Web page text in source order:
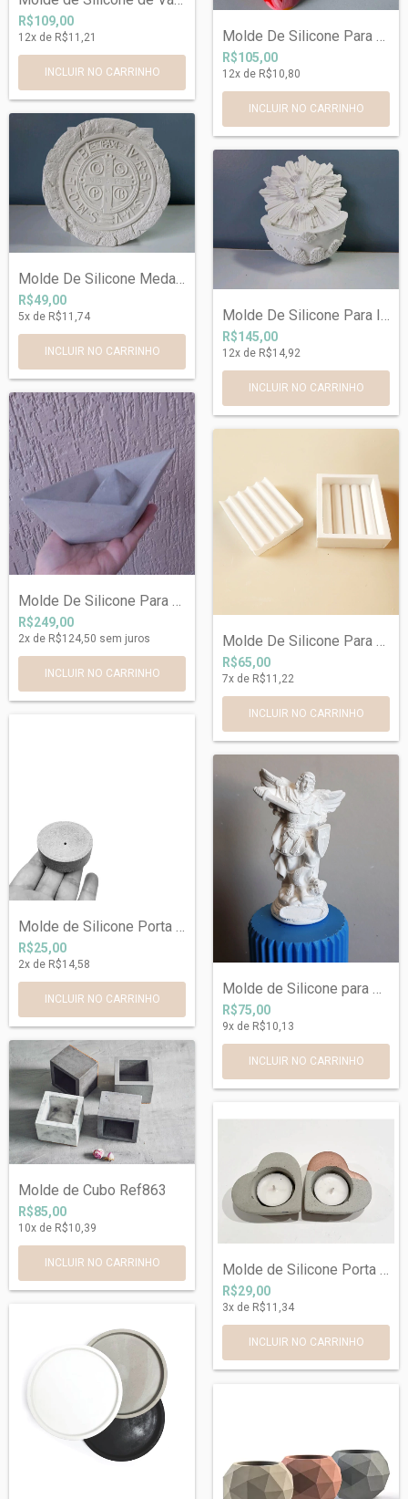
R$109,00
12x de R$11,21
INCLUIR NO CARRINHO
R$105,00
12x de R$10,80
Molde De Silicone Medalha De São Bento 1...
R$49,00
5x de R$11,74 Molde De Silicone Para Imagem do Espirit...
R$145,00
12x de R$14,92
Molde De Silicone Para Vaso Barco de Pap...
R$249,00
2x de R$124,50 sem juros Molde De Silicone Para Saboneteira Ref 0...
R$65,00
7x de R$11,22
Molde de Silicone Porta Incenso Ref 630
R$25,00
2x de R$14,58
Molde de Silicone para São Miguel Arcanj...
R$75,00
9x de R$10,13
Molde de Cubo Ref863
R$85,00
10x de R$10,39
Molde de Silicone Porta Vela Coração Ref...
R$29,00
3x de R$11,34